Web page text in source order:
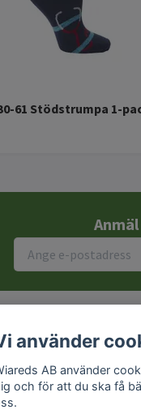
61 Stödstrumpa 1-
använder
AB använder
och för att du ska få